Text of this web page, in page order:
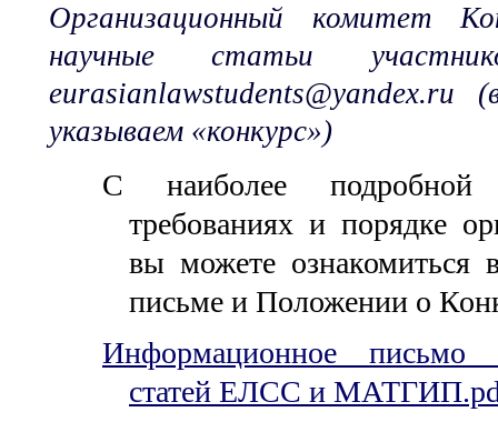
Организационный комитет
научные статьи
указываем «конкурс»)
С наиболее
требованиях и порядке
вы можете ознакомиться
письме и Положении о
Информационное письмо
статей ЕЛСС и